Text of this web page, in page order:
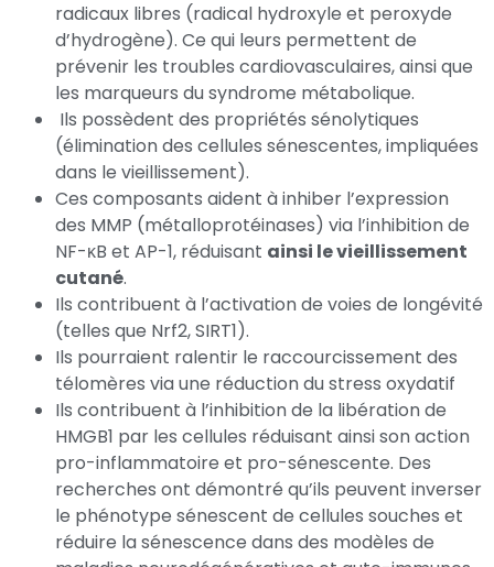
radicaux libres (radical hydroxyle et peroxyde
d’hydrogène). Ce qui leurs permettent de
prévenir les troubles cardiovasculaires, ainsi que
les marqueurs du syndrome métabolique.
Ils possèdent des propriétés sénolytiques
(élimination des cellules sénescentes, impliquées
dans le vieillissement).
Ces composants aident à inhiber l’expression
des MMP (métalloprotéinases) via l’inhibition de
NF-κB et AP-1, réduisant ainsi le vieillissement
cutané.
Ils contribuent à l’activation de voies de longévité
(telles que Nrf2, SIRT1).
Ils pourraient ralentir le raccourcissement des
télomères via une réduction du stress oxydatif
Ils contribuent à l’inhibition de la libération de
HMGB1 par les cellules réduisant ainsi son action
pro-inflammatoire et pro-sénescente. Des
recherches ont démontré qu’ils peuvent inverser
le phénotype sénescent de cellules souches et
réduire la sénescence dans des modèles de